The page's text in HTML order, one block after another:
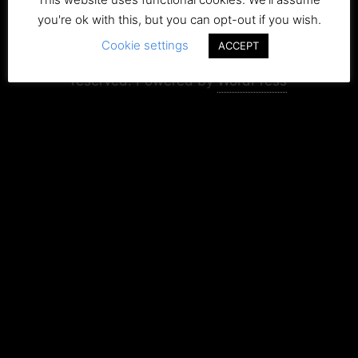
Copyright+Impressum Privacy & Cookie Policy
Copyright ©2015-2026 UrbexSneeker . All rights
reserved.Powered byWordPress
you're ok with this, but you can opt-out if you wish.
Cookie settings
ACCEPT